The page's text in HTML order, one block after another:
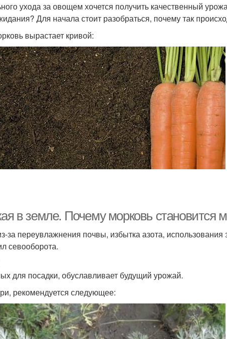
ухода за овощем хочется получить качественный
Для начала стоит разобраться, почему так
вырастает кривой:
в земле. Почему морковь становится
за переувлажнения почвы, избытка азота,
севооборота.
для посадки, обуславливает будущий урожай.
рекомендуется следующее: